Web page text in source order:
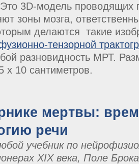
3D-модель проводящих
зоны мозга,
делаются такие
тензорной
разновидность МРТ.
10 сантиметров.
мертвы:
речи
учебник по
XIX века, Поле